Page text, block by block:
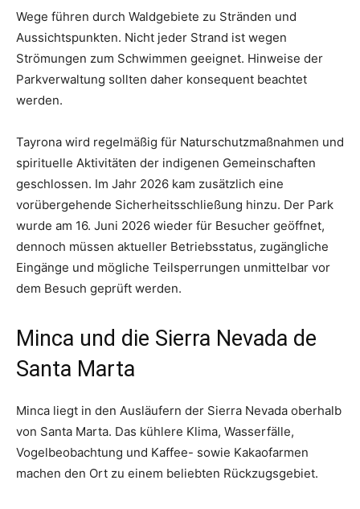
Wege führen durch Waldgebiete zu Stränden und
Aussichtspunkten. Nicht jeder Strand ist wegen
Strömungen zum Schwimmen geeignet. Hinweise der
Parkverwaltung sollten daher konsequent beachtet
werden.
Tayrona wird regelmäßig für Naturschutzmaßnahmen und
spirituelle Aktivitäten der indigenen Gemeinschaften
geschlossen. Im Jahr 2026 kam zusätzlich eine
vorübergehende Sicherheitsschließung hinzu. Der Park
wurde am 16. Juni 2026 wieder für Besucher geöffnet,
dennoch müssen aktueller Betriebsstatus, zugängliche
Eingänge und mögliche Teilsperrungen unmittelbar vor
dem Besuch geprüft werden.
Minca und die Sierra Nevada de
Santa Marta
Minca liegt in den Ausläufern der Sierra Nevada oberhalb
von Santa Marta. Das kühlere Klima, Wasserfälle,
Vogelbeobachtung und Kaffee- sowie Kakaofarmen
machen den Ort zu einem beliebten Rückzugsgebiet.